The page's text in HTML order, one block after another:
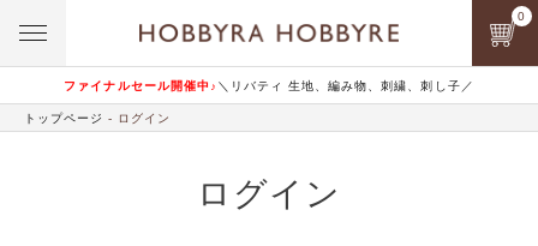
ファイナルセール開催中♪ ＼リバティ 生地、編み物、刺繍、刺し子／
0
トップページ ログイン
ログイン